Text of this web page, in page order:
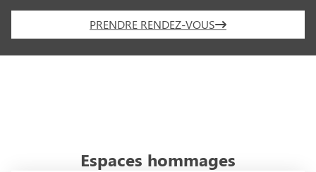
PRENDRE RENDEZ-VOUS
Espaces hommages